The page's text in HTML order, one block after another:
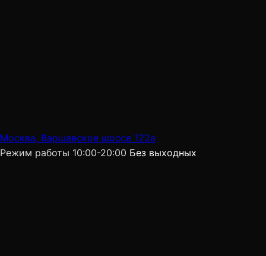
Москва, Варшавское шоссе 122а
Режим работы 10:00-20:00 Без выходных